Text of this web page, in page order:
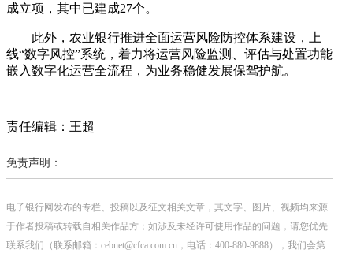
成立项，其中已建成27个。
此外，农业银行推进全面运营风险防控体系建设，上
线“数字风控”系统，着力将运营风险监测、评估与处置功能
嵌入数字化运营全流程，为业务稳健发展保驾护航。
责任编辑：王超
免责声明：
电子银行网发布的专栏、投稿以及征文相关文章，其文字、图片、视频均来源
于作者投稿或转载自相关作品方；如涉及未经许可使用作品的问题，请您优先
联系我们（联系邮箱：cebnet@cfca.com.cn，电话：400-880-9888），我们会第